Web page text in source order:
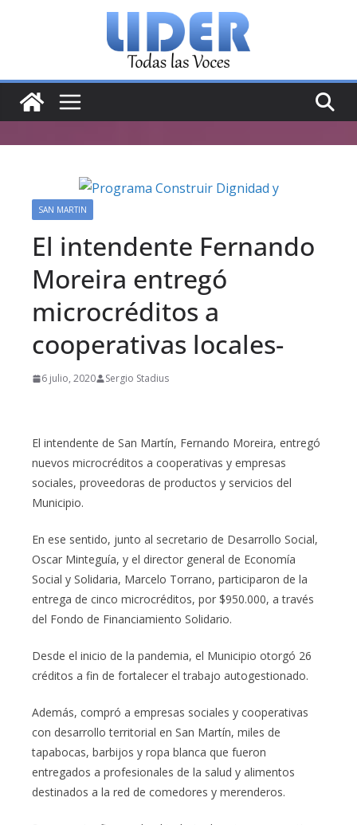
SAN MARTIN
El intendente Fernando
Moreira entregó
microcréditos a
cooperativas locales-
6 julio, 2020 Sergio Stadius
El intendente de San Martín, Fernando Moreira, entregó
nuevos microcréditos a cooperativas y empresas
sociales, proveedoras de productos y servicios del
Municipio.
En ese sentido, junto al secretario de Desarrollo Social,
Oscar Minteguía, y el director general de Economía
Social y Solidaria, Marcelo Torrano, participaron de la
entrega de cinco microcréditos, por $950.000, a través
del Fondo de Financiamiento Solidario.
Desde el inicio de la pandemia, el Municipio otorgó 26
créditos a fin de fortalecer el trabajo autogestionado.
Además, compró a empresas sociales y cooperativas
con desarrollo territorial en San Martín, miles de
tapabocas, barbijos y ropa blanca que fueron
entregados a profesionales de la salud y alimentos
destinados a la red de comedores y merenderos.